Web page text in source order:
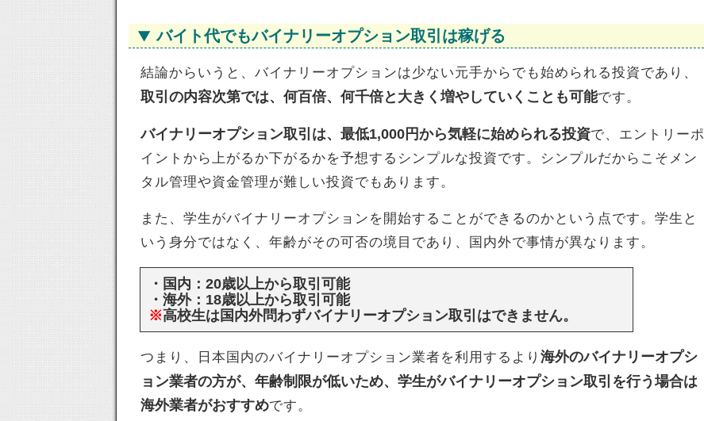
バイト代でもバイナリーオプション取引は稼げる
結論からいうと、バイナリーオプションは少ない元手からでも始められる投資であり、
取引の内容次第では、何百倍、何千倍と大きく増やしていくことも可能です。
バイナリーオプション取引は、最低1,000円から気軽に始められる投資で、エントリーポ
イントから上がるか下がるかを予想するシンプルな投資です。シンプルだからこそメン
タル管理や資金管理が難しい投資でもあります。
また、学生がバイナリーオプションを開始することができるのかという点です。学生と
いう身分ではなく、年齢がその可否の境目であり、国内外で事情が異なります。
・国内：20歳以上から取引可能
・海外：18歳以上から取引可能
※高校生は国内外問わずバイナリーオプション取引はできません。
つまり、日本国内のバイナリーオプション業者を利用するより 海外のバイナリーオプシ
ョン業者の方が、年齢制限が低いため、学生がバイナリーオプション取引を行う場合は
海外業者がおすすめです。